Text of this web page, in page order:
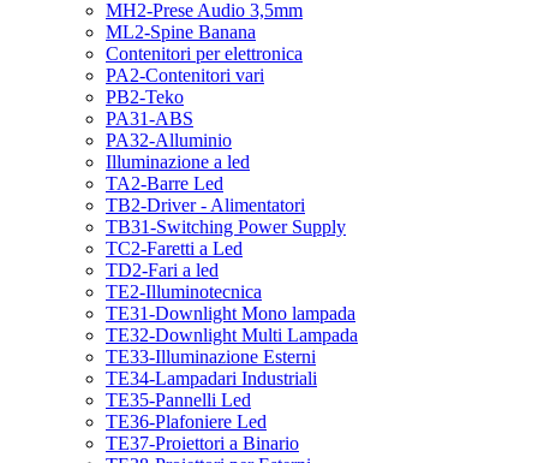
MH2-Prese Audio 3,5mm
ML2-Spine Banana
Contenitori per elettronica
PA2-Contenitori vari
PB2-Teko
PA31-ABS
PA32-Alluminio
Illuminazione a led
TA2-Barre Led
TB2-Driver - Alimentatori
TB31-Switching Power Supply
TC2-Faretti a Led
TD2-Fari a led
TE2-Illuminotecnica
TE31-Downlight Mono lampada
TE32-Downlight Multi Lampada
TE33-Illuminazione Esterni
TE34-Lampadari Industriali
TE35-Pannelli Led
TE36-Plafoniere Led
TE37-Proiettori a Binario